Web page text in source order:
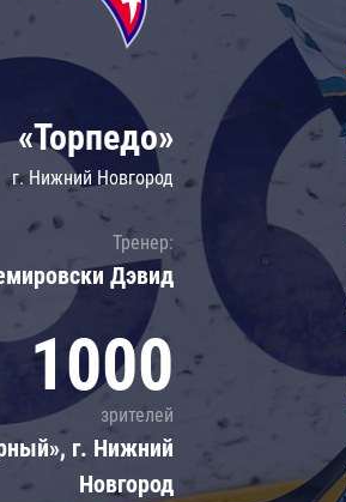
Локомотив
Северсталь
Шанхайские Драконы
«Торпедо»
г. Нижний Новгород
Тренер:
Дэвид
1000
зрителей
г. Нижний
Новгород